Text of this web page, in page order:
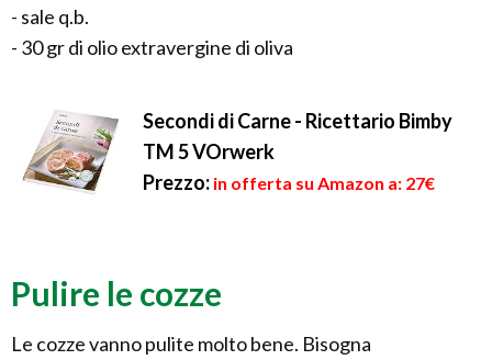
- sale q.b.
- 30 gr di olio extravergine di oliva
Secondi di Carne - Ricettario Bimby
TM 5 VOrwerk
Prezzo: in offerta su Amazon a: 27€
Pulire le cozze
Le cozze vanno pulite molto bene. Bisogna